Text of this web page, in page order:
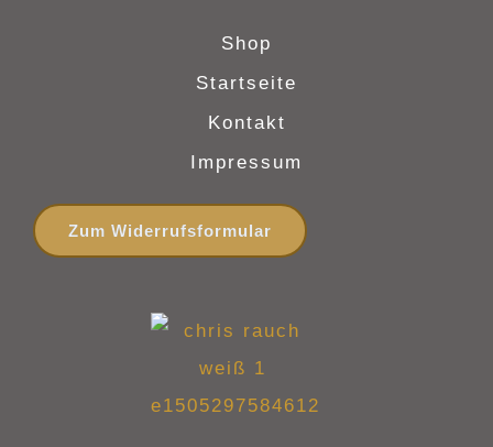
Shop
Startseite
Kontakt
Impressum
Zum Widerrufsformular